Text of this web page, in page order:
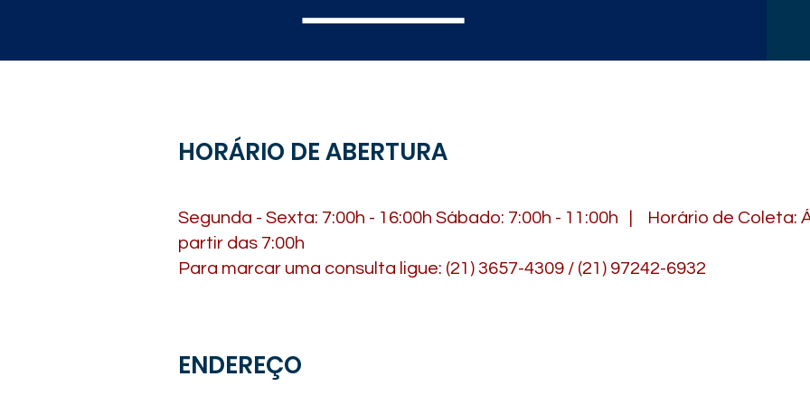
HORÁRIO DE ABERTURA
Segunda - Sexta: 7:00h - 16:00h Sábado: 7:00h - 11:00h | Horário de Coleta:
partir das 7:00h
Para marcar uma consulta ligue: (21) 3657-4309 / (21) 97242-6932
ENDEREÇO